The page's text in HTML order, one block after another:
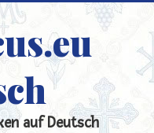
auf Deutsch